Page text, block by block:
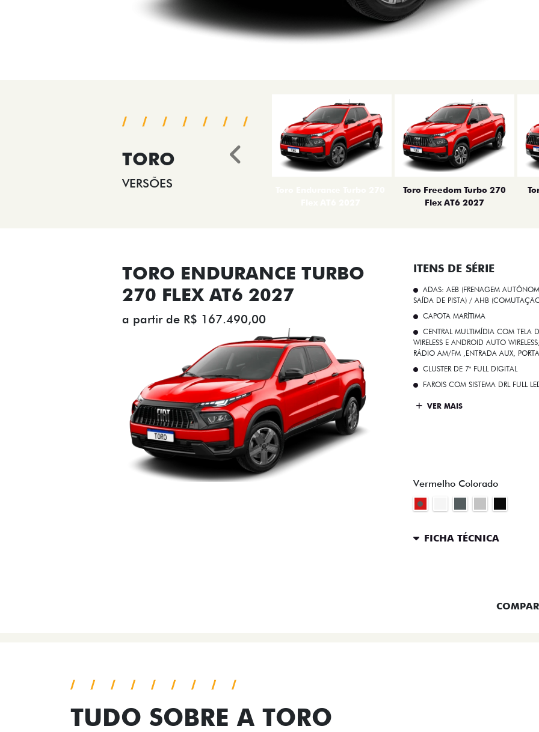
TORO
VERSÕES
Toro Freedom Turbo 270
Flex AT6 2027
Anterior
TORO ENDURANCE TURBO
270 FLEX AT6 2027
a partir de R$ 167.490,00
ITENS DE SÉRIE
ADAS: AEB (FRENAGEM
SAÍDA DE PISTA) / AHB
CAPOTA MARÍTIMA
CENTRAL MULTIMÍDIA COM TELA
WIRELESS E ANDROID AUTO
RÁDIO AM/FM ,ENTRADA AUX,
CLUSTER DE 7" FULL DIGITAL
FAROIS COM SISTEMA DRL FULL
VER MAIS
Vermelho Colorado
FICHA TÉCNICA
TUDO SOBRE A TORO